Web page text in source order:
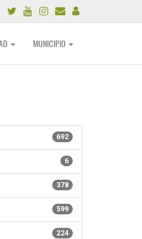
MUNICIPIO
692
6
378
599
224